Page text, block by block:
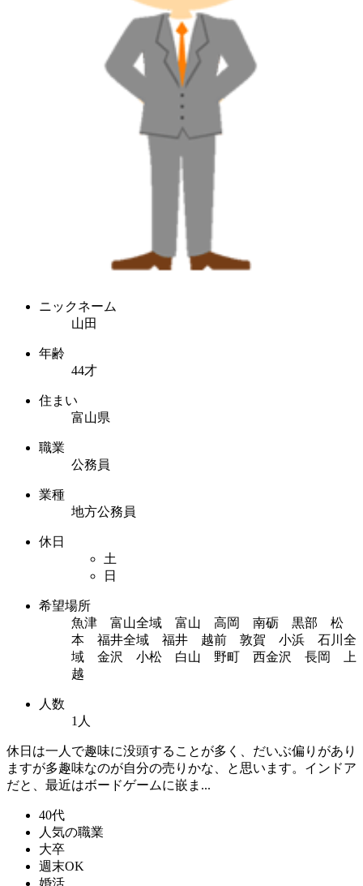
ニックネーム
山田
年齢
44才
住まい
富山県
職業
公務員
業種
地方公務員
休日
土
日
希望場所
魚津 富山全域 富山 高岡 南砺 黒部 松
本 福井全域 福井 越前 敦賀 小浜 石川全
域 金沢 小松 白山 野町 西金沢 長岡 上
越
人数
1人
休日は一人で趣味に没頭することが多く、だいぶ偏りがあり
ますが多趣味なのが自分の売りかな、と思います。インドア
だと、最近はボードゲームに嵌ま...
40代
人気の職業
大卒
週末OK